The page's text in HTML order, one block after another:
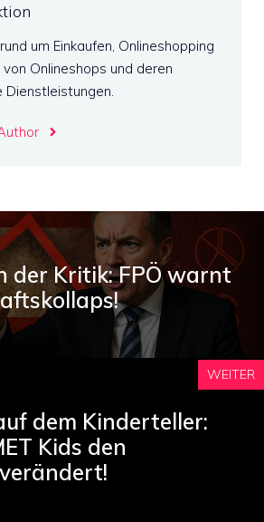
um Einkaufen, Onlineshopping
Onlineshops und deren
Dienstleistungen.
der Kritik: FPÖ warnt
WEITER
dem Kinderteller:
Kids den